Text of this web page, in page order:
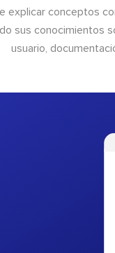
explicar conceptos
sus conocimientos
usuario,